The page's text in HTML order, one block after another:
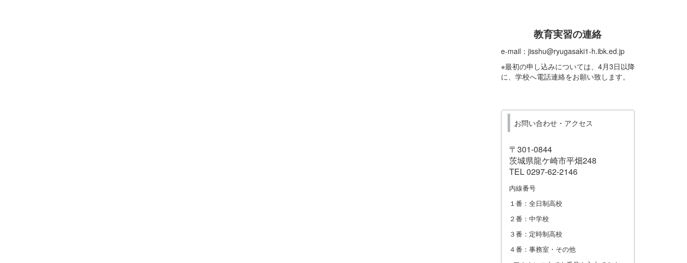
教育実習の連絡
e-mail：jisshu@ryugasaki1-h.ibk.ed.jp
※最初の申し込みについては、4月3日以降
に、学校へ電話連絡をお願い致します。
お問い合わせ・アクセス
〒301-0844
茨城県龍ケ崎市平畑248
TEL 0297-62-2146
内線番号
１番：全日制高校
２番：中学校
３番：定時制高校
４番：事務室・その他